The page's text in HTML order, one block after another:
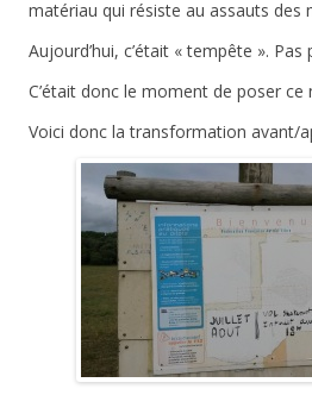
matériau qui résiste au assauts des
Aujourd’hui, c’était « tempête ».
C’était donc le moment de poser ce
Voici donc la transformation avant/